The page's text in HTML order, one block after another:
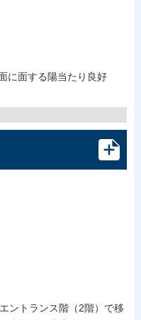
に面する陽当たり良好
ントランス階（2階）で移